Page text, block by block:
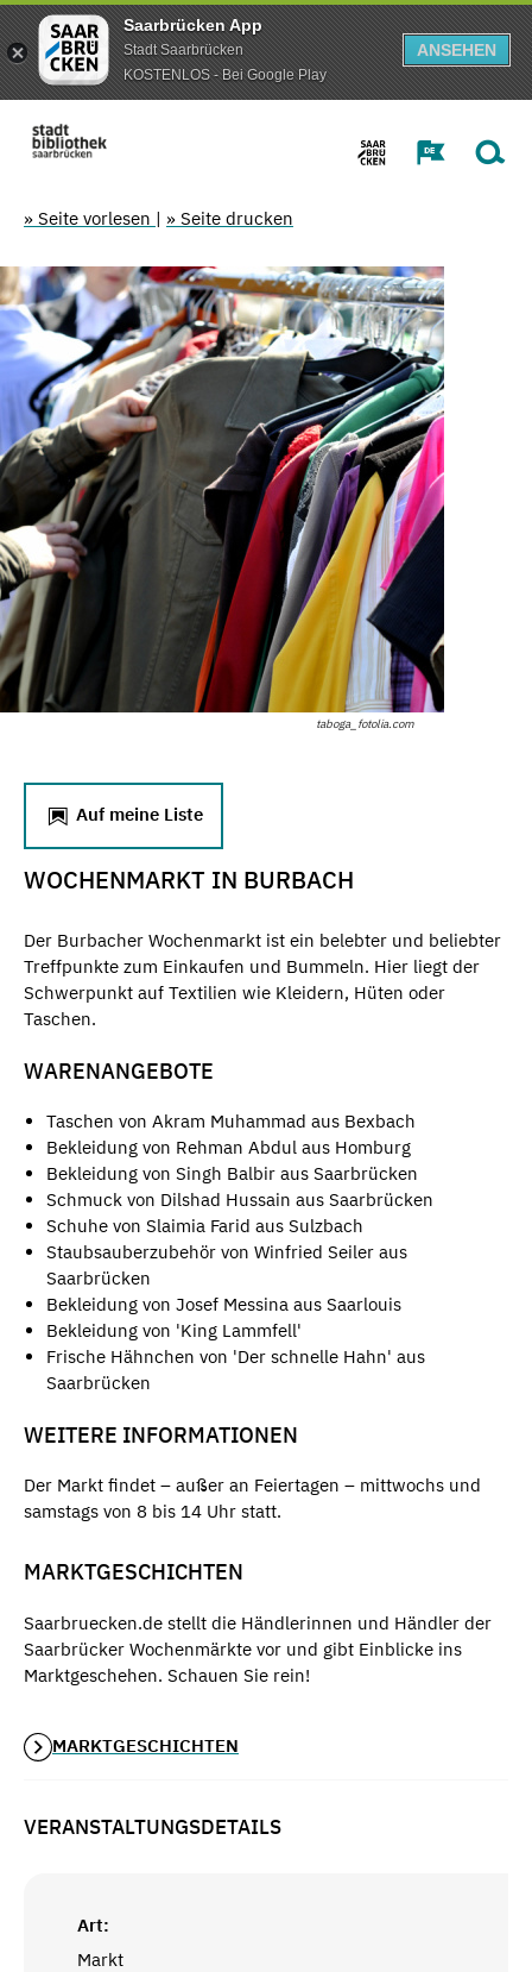
Saarbrücken App
Stadt Saarbrücken
KOSTENLOS - Bei Google Play
ANSEHEN
» Seite vorlesen | » Seite drucken
taboga_fotolia.com
Auf meine Liste
WOCHENMARKT IN BURBACH
Der Burbacher Wochenmarkt ist ein belebter und beliebter
Treffpunkte zum Einkaufen und Bummeln. Hier liegt der
Schwerpunkt auf Textilien wie Kleidern, Hüten oder
Taschen.
WARENANGEBOTE
Taschen von Akram Muhammad aus Bexbach
Bekleidung von Rehman Abdul aus Homburg
Bekleidung von Singh Balbir aus Saarbrücken
Schmuck von Dilshad Hussain aus Saarbrücken
Schuhe von Slaimia Farid aus Sulzbach
Staubsauberzubehör von Winfried Seiler aus
Saarbrücken
Bekleidung von Josef Messina aus Saarlouis
Bekleidung von 'King Lammfell'
Frische Hähnchen von 'Der schnelle Hahn' aus
Saarbrücken
WEITERE INFORMATIONEN
Der Markt findet – außer an Feiertagen – mittwochs und
samstags von 8 bis 14 Uhr statt.
MARKTGESCHICHTEN
Saarbruecken.de stellt die Händlerinnen und Händler der
Saarbrücker Wochenmärkte vor und gibt Einblicke ins
Marktgeschehen. Schauen Sie rein!
MARKTGESCHICHTEN
VERANSTALTUNGSDETAILS
Art:
Markt